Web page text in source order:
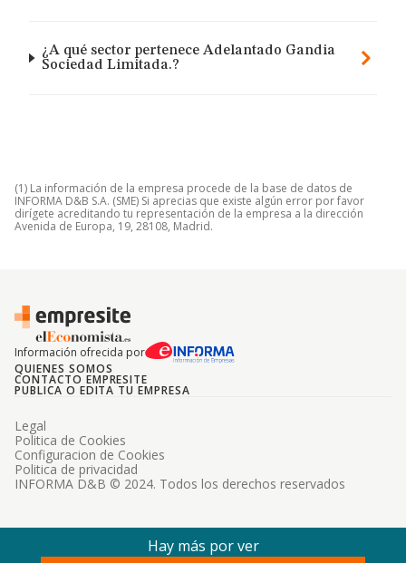
¿A qué sector pertenece Adelantado Gandia
Sociedad Limitada.?
(1) La información de la empresa procede de la base de datos de
INFORMA D&B S.A. (SME) Si aprecias que existe algún error por favor
dirígete acreditando tu representación de la empresa a la dirección
Avenida de Europa, 19, 28108, Madrid.
Información ofrecida por
QUIENES SOMOS
CONTACTO EMPRESITE
PUBLICA O EDITA TU EMPRESA
INFORMA D&B © 2024. Todos los derechos reservados
Legal
Politica de Cookies
Configuracion de Cookies
Politica de privacidad
Hay más por ver